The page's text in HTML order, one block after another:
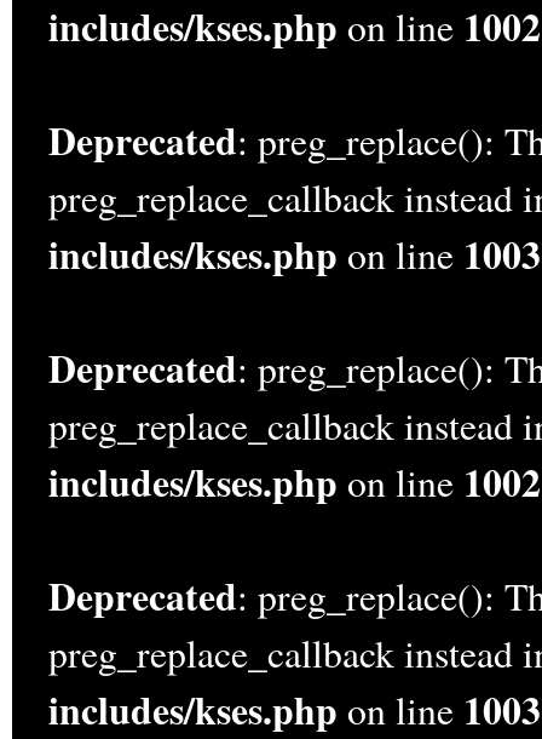
includes/kses.php on line 1002
Deprecated: preg_replace():
preg_replace_callback instead
includes/kses.php on line 1003
Deprecated: preg_replace():
preg_replace_callback instead
includes/kses.php on line 1002
Deprecated: preg_replace():
preg_replace_callback instead
includes/kses.php on line 1003